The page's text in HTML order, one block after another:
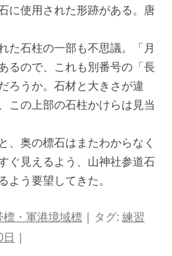
に使用された形跡がある。唐
た石柱の一部も不思議。「月
るので、これも別番号の「長
ろうか。石材と大きさが違
この上部の石柱かけらは見当
、奥の標石はまたわからなく
ぐ見えるよう、山神社参道石
う要望してきた。
・軍港境域標 | タグ: 練習
|